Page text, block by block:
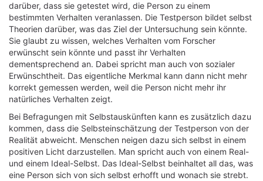
darüber, dass sie getestet wird, die Person zu einem
bestimmten Verhalten veranlassen. Die Testperson bildet selbst
Theorien darüber, was das Ziel der Untersuchung sein könnte.
Sie glaubt zu wissen, welches Verhalten vom Forscher
erwünscht sein könnte und passt ihr Verhalten
dementsprechend an. Dabei spricht man auch von sozialer
Erwünschtheit. Das eigentliche Merkmal kann dann nicht mehr
korrekt gemessen werden, weil die Person nicht mehr ihr
natürliches Verhalten zeigt.
Bei Befragungen mit Selbstauskünften kann es zusätzlich dazu
kommen, dass die Selbsteinschätzung der Testperson von der
Realität abweicht. Menschen neigen dazu sich selbst in einem
positiven Licht darzustellen. Man spricht auch von einem Real-
und einem Ideal-Selbst. Das Ideal-Selbst beinhaltet all das, was
eine Person sich von sich selbst erhofft und wonach sie strebt.